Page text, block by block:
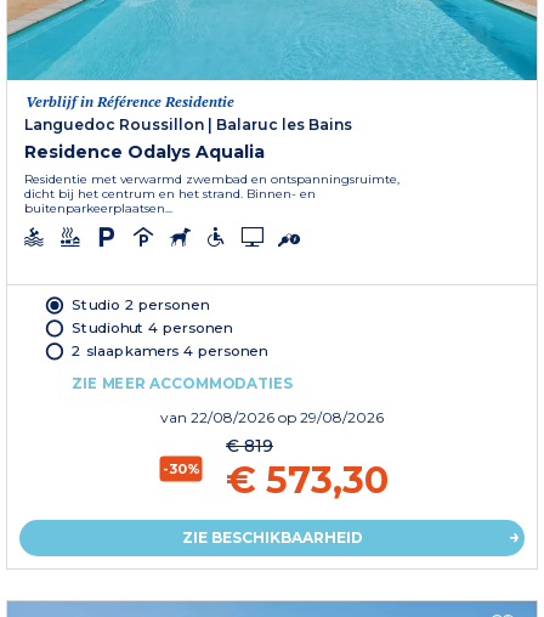
Verblijf in Référence Residentie
Languedoc Roussillon | Balaruc les Bains
Residence Odalys Aqualia
Residentie met verwarmd zwembad en ontspanningsruimte,
dicht bij het centrum en het strand. Binnen- en
buitenparkeerplaatsen...
Studio 2 personen
Studiohut 4 personen
2 slaapkamers 4 personen
ZIE MEER ACCOMMODATIES
van 22/08/2026 op 29/08/2026
-30%
€ 819
€ 573,30
ZIE BESCHIKBAARHEID